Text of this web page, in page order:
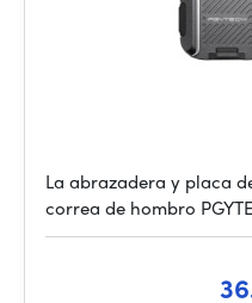
La abrazadera y placa
correa de hombro